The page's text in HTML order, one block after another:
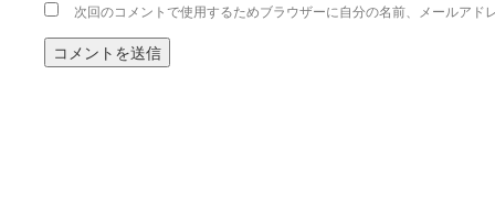
次回のコメントで使用するためブラウザーに自分の名前、メールアド